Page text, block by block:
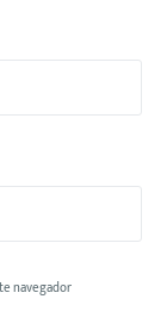
navegador